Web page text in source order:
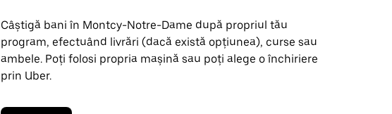
Câștigă bani în Montcy-Notre-Dame după propriul tău
program, efectuând livrări (dacă există opțiunea), curse sau
ambele. Poți folosi propria mașină sau poți alege o închiriere
prin Uber.